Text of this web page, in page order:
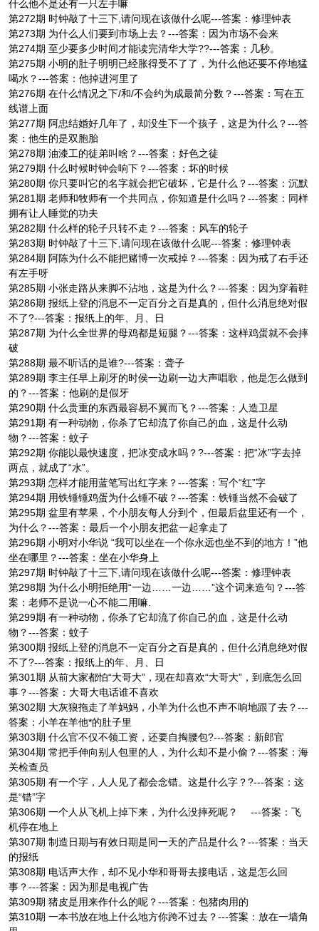
什么他不是还有一只左手嘛
第272期 时钟敲了十三下,请问现在该做什么呢---答案：修理钟表
第273期 为什么人们要到市场上去？---答案：因为市场不会来
第274期 至少要多少时间才能读完清华大学??---答案：几秒。
第275期 小明的肚子明明已经胀得受不了了，为什么他还要不停地猛
喝水？---答案：他掉进河里了
第276期 在什么情况之下/和/不会约为成最简分数？---答案：写在五
线谱上面
第277期 阿忠结婚好几年了，却没生下一个孩子，这是为什么？---答
案：他生的是双胞胎
第278期 油漆工的徒弟叫啥？---答案：好色之徒
第279期 什么时候时钟会响下？---答案：坏的时候
第280期 你只要叫它的名字就会把它破坏，它是什么？---答案：沉默
第281期 老师和牧师有一个共同点，你知道是什么吗？---答案：同样
拥有让人睡觉的功夫
第282期 什么样的轮子只转不走？---答案：风车的轮子
第283期 时钟敲了十三下,请问现在该做什么呢---答案：修理钟表
第284期 阿陈为什么不能把赌博一次戒掉？---答案：因为戒了右手还
有左手呀
第285期 小张走路从来脚不沾地，这是为什么？---答案：因为穿着鞋
第286期 报纸上登的消息不一定百分之百是真的，但什么消息绝对假
不了?---答案：报纸上的年、月、日
第287期 为什么全世界的母鸡都是短腿？---答案：这样鸡蛋就不会摔
破
第288期 最不听话的是谁?---答案：聋子
第289期 李主任早上刷牙的时侯一边刷一边大声唱歌，他是怎么做到
的？---答案：他刷的是假牙
第290期 什么贵重的东西最容易不翼而飞？---答案：人造卫星
第291期 有一种动物，你杀了它却流了你自己的血，这是什么动
物？---答案：蚊子
第292期 你能以最快速度，把冰变成水吗？?---答案：把“冰”字去掉
两点，就成了“水”。
第293期 怎样才能用蓝笔写出红字来？---答案：写个“红”字
第294期 用铁锤锤鸡蛋为什么锤不破？---答案：铁锤当然不会破了
第295期 盆里有苹果，个小朋友每人分到个，但最后盆里还有一个，
为什么？---答案：最后一个小朋友把盆一起拿走了
第296期 小明对小华说 “我可以坐在一个你永远也坐不到的地方！”他
坐在哪里？---答案：坐在小华身上
第297期 时钟敲了十三下,请问现在该做什么呢---答案：修理钟表
第298期 为什么小明拒绝用“一边……一边……”这个词来造句？---答
案：老师不是说一心不能二用嘛.
第299期 有一种动物，你杀了它却流了你自己的血，这是什么动
物？---答案：蚊子
第300期 报纸上登的消息不一定百分之百是真的，但什么消息绝对假
不了?---答案：报纸上的年、月、日
第301期 从前大家都怕“大哥大”，现在却喜欢“大哥大”，到底怎么回
事？---答案：大哥大电话谁不喜欢
第302期 大灰狼拖走了羊妈妈，小羊为什么也不声不响地跟了去？---
答案：小羊在羊他*的肚子里
第303期 什么官不仅不领工资，还要自掏腰包?---答案：新郎官
第304期 常把手伸向别人包里的人，为什么却不是小偷？---答案：海
关检查员
第305期 有一个字，人人见了都会念错。这是什么字？?---答案：这
是“错”字
第306期 一个人从飞机上掉下来，为什么没摔死呢？ ---答案：飞
机停在地上
第307期 制造日期与有效日期是同一天的产品是什么？---答案：当天
的报纸
第308期 电话声大作，却不见小华和哥哥去接电话，这是怎么回
事？---答案：因为那是电视广告
第309期 猪皮是用来作什么的呢？---答案：包猪肉用的
第310期 一本书放在地上什么地方你跨不过去？---答案：放在一墙角